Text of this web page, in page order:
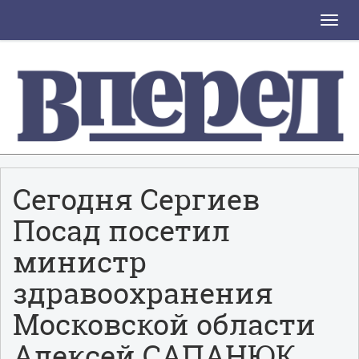
Toggle
Сегодня Сергиев
Посад посетил
министр
здравоохранения
Московской области